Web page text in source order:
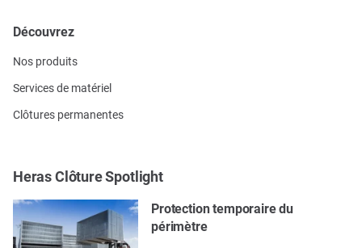
Découvrez
Nos produits
Services de matériel
Clôtures permanentes
Heras Clôture Spotlight
Protection temporaire du
périmètre